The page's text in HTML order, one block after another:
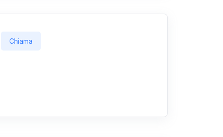
Chiama